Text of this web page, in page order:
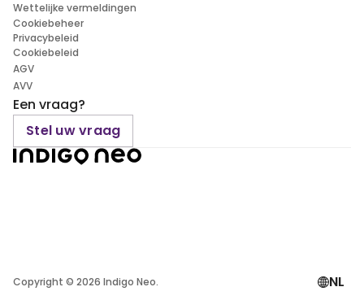
Wettelijke vermeldingen
Cookiebeheer
Privacybeleid
Cookiebeleid
AGV
AVV
Een vraag?
Stel uw vraag
Copyright © 2026 Indigo Neo. NL